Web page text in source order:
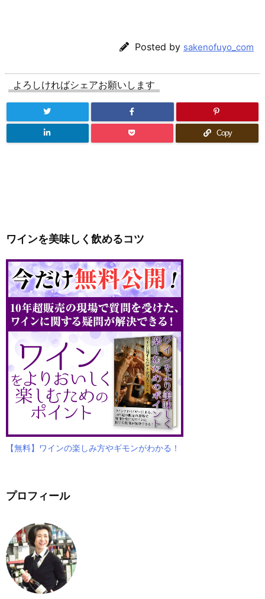
Posted by sakenofuyo_com
よろしければシェアお願いします
Copy
ワインを美味しく飲めるコツ
【無料】ワインの楽しみ方やギモンがわかる！
プロフィール